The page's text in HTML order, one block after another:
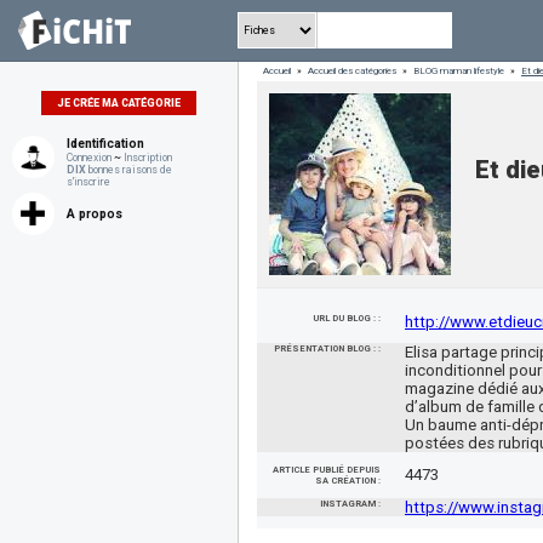
JE CRÉE MA CATÉGORIE
Identification
Connexion ~ Inscription
DIX bonnes raisons de
s'inscrire
A propos
Accueil » Accueil des catégories » BLOG maman lifestyle » Et
Et
URL DU BLOG : : http://
PRÉSENTATION BLOG : :
Elisa partage
inconditionnel
magazine dédié
d’album de
Un baume anti-
postées des
ARTICLE PUBLIÉ DEPUIS
SA CRÉATION :
4473
INSTAGRAM : https://